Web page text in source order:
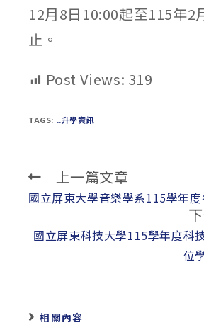
12月8日10:00起至115年2
止。
Post Views: 319
TAGS: ..升學資訊
Read
more
上一篇文章
國立屏東大學音樂學系115學年
國立屏東科技大學115學年度科
位
相關內容